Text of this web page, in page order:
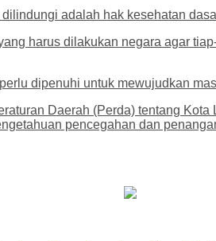
adalah hak kesehatan
harus dilakukan negara agar
dipenuhi untuk mewujudkan
Daerah (Perda) tentang
pencegahan dan